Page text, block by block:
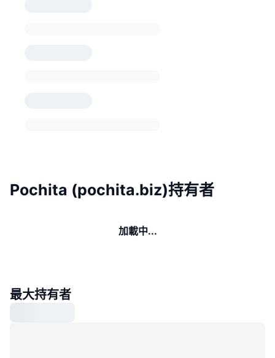
Pochita (pochita.biz)持有者
加載中...
最大持有者